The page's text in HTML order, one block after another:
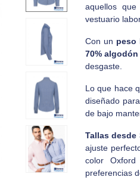
aquellos
vestuario
Con un peso
70%
desgaste.
Lo que hace
diseñado
de bajo
Tallas desde
ajuste
color
preferencias